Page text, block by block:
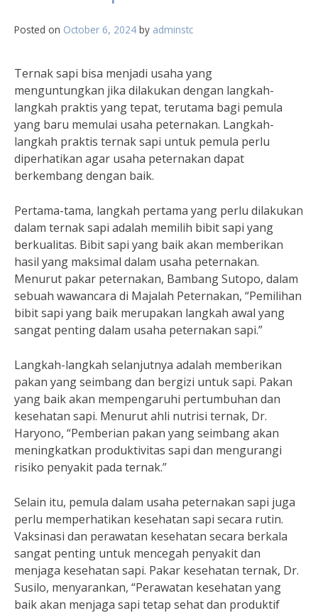
Posted on October 6, 2024 by adminstc
Ternak sapi bisa menjadi usaha yang
menguntungkan jika dilakukan dengan langkah-
langkah praktis yang tepat, terutama bagi pemula
yang baru memulai usaha peternakan. Langkah-
langkah praktis ternak sapi untuk pemula perlu
diperhatikan agar usaha peternakan dapat
berkembang dengan baik.
Pertama-tama, langkah pertama yang perlu dilakukan
dalam ternak sapi adalah memilih bibit sapi yang
berkualitas. Bibit sapi yang baik akan memberikan
hasil yang maksimal dalam usaha peternakan.
Menurut pakar peternakan, Bambang Sutopo, dalam
sebuah wawancara di Majalah Peternakan, “Pemilihan
bibit sapi yang baik merupakan langkah awal yang
sangat penting dalam usaha peternakan sapi.”
Langkah-langkah selanjutnya adalah memberikan
pakan yang seimbang dan bergizi untuk sapi. Pakan
yang baik akan mempengaruhi pertumbuhan dan
kesehatan sapi. Menurut ahli nutrisi ternak, Dr.
Haryono, “Pemberian pakan yang seimbang akan
meningkatkan produktivitas sapi dan mengurangi
risiko penyakit pada ternak.”
Selain itu, pemula dalam usaha peternakan sapi juga
perlu memperhatikan kesehatan sapi secara rutin.
Vaksinasi dan perawatan kesehatan secara berkala
sangat penting untuk mencegah penyakit dan
menjaga kesehatan sapi. Pakar kesehatan ternak, Dr.
Susilo, menyarankan, “Perawatan kesehatan yang
baik akan menjaga sapi tetap sehat dan produktif